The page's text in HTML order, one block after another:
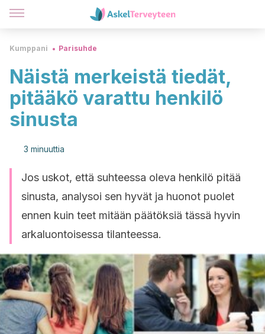
Kumppani Parisuhde
Näistä merkeistä tiedät,
pitääkö varattu henkilö
sinusta
3 minuuttia
Jos uskot, että suhteessa oleva henkilö pitää
sinusta, analysoi sen hyvät ja huonot puolet
ennen kuin teet mitään päätöksiä tässä hyvin
arkaluontoisessa tilanteessa.